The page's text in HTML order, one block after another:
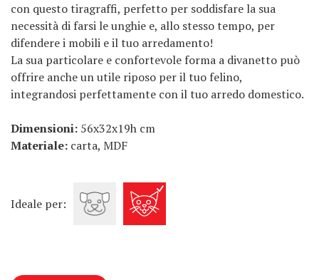
con questo tiragraffi, perfetto per soddisfare la sua
necessità di farsi le unghie e, allo stesso tempo, per
difendere i mobili e il tuo arredamento!
La sua particolare e confortevole forma a divanetto può
offrire anche un utile riposo per il tuo felino,
integrandosi perfettamente con il tuo arredo domestico.
Dimensioni: 56x32x19h cm
Materiale: carta, MDF
Ideale per: